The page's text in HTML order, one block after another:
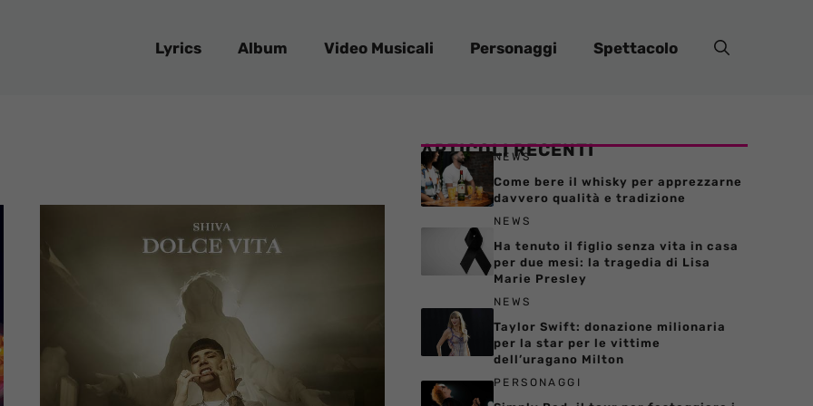
Lyrics Album Video Musicali Personaggi Spettacolo
ARTICOLI RECENTI
NEWS
Come bere il whisky per apprezzarne
davvero qualità e tradizione
NEWS
Ha tenuto il figlio senza vita in casa
per due mesi: la tragedia di Lisa
Marie Presley
NEWS
Taylor Swift: donazione milionaria
per la star per le vittime
dell’uragano Milton
PERSONAGGI